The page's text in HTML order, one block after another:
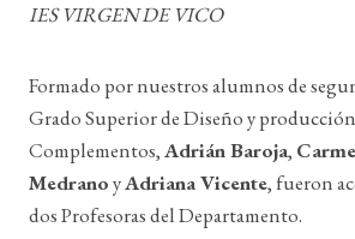
IES VIRGEN DE VICO
Formado por nuestros alumnos de
Grado Superior de Diseño y
Complementos,Adrián Baroja,
MedranoyAdriana Vicente, fueron
dos Profesoras del Departamento.